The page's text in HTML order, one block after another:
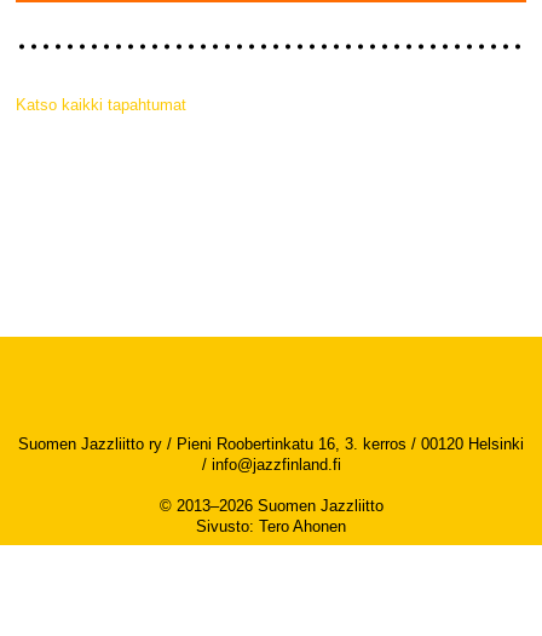
Katso kaikki tapahtumat
Suomen Jazzliitto ry / Pieni Roobertinkatu 16, 3. kerros / 00120 Helsinki
/ info@jazzfinland.fi
© 2013–2026 Suomen Jazzliitto
Sivusto: Tero Ahonen